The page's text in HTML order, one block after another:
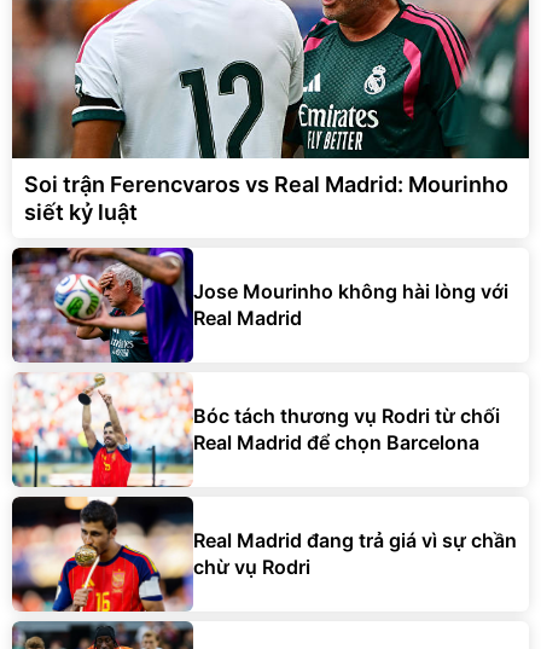
Soi trận Ferencvaros vs Real Madrid: Mourinho
siết kỷ luật
Jose Mourinho không hài lòng với
Real Madrid
Bóc tách thương vụ Rodri từ chối
Real Madrid để chọn Barcelona
Real Madrid đang trả giá vì sự chần
chừ vụ Rodri